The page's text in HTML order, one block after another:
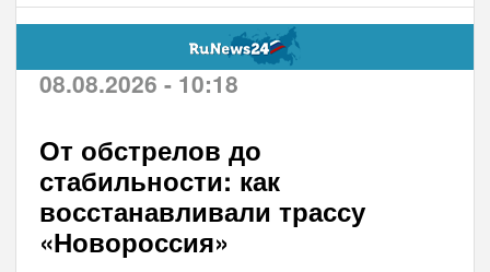
08.08.2026 - 10:18
От обстрелов до
стабильности: как
восстанавливали трассу
«Новороссия»